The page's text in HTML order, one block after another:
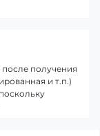
после получения
и т.п.)